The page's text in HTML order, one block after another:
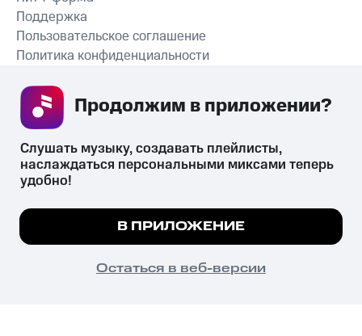
СКАЧАТЬ ПРИЛОЖЕНИЕ
Поддержка
Пользовательское соглашение
Политика конфиденциальности
психотропных веществ, их аналогов причиняет вред здоровью,
их незаконный оборот запрещён и влечёт установленную
законодательством ответственность.
© 2026 ООО «КИОН».
Все права защищены
Мы используем куки, чтобы на сайте все
Подробнее
ПОНЯТНО
Слушать музыку, создавать плейлисты,
наслаждаться персональными миксами теперь
удобно!
В ПРИЛОЖЕНИЕ
Остаться в веб-версии